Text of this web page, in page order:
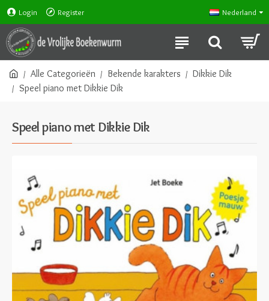
Login Register Nederland
Alle Categorieën Bekende karakters
Dikkie Dik
Speel piano met Dikkie Dik
Speel piano met Dikkie Dik